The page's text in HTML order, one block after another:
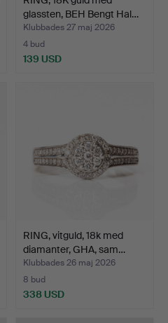
glassten, BEH Bengt Hal…
Klubbades 27 maj 2026
4 bud
139 USD
RING, vitguld, 18k med
diamanter, GHA, sam…
Klubbades 26 maj 2026
8 bud
338 USD